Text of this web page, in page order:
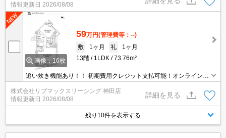
で気になる物件は全て申し付けください★
情報更新日 2026/08/08
画像：16枚
59万円(管理費等：--)
敷
1ヶ月 礼
1ヶ月
13階
1LDK 73.76m²
追い炊き機能あり！！ 初期費用クレジット支払可能！オンライン内
覧・オンライン契約等弊社に一度も来店せずとも問題ありません♪弊
社ではネットに掲載されている物件も全てご紹介可能になりますの
で気になる物件は全て申し付けください★
株式会社リブマックスリーシング 神田店
情報更新日 2026/08/08
詳細を見る
残り10件を表示する